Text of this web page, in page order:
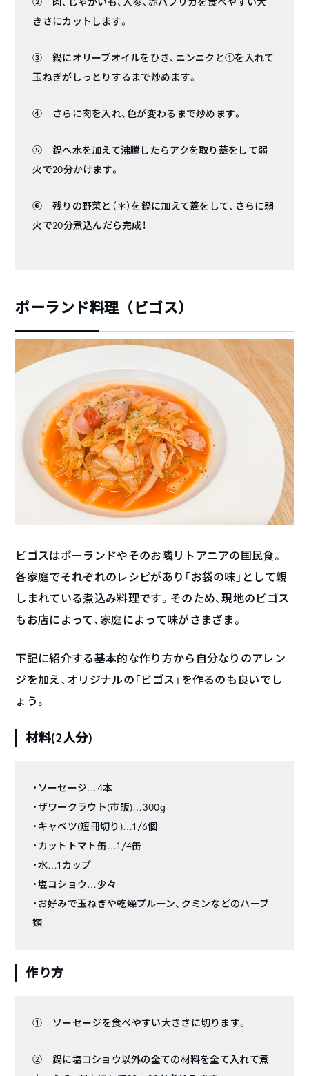
きさにカットします。
③ 鍋にオリーブオイルをひき、ニンニクと①を入れて
玉ねぎがしっとりするまで炒めます。
④ さらに肉を入れ、色が変わるまで炒めます。
⑤ 鍋へ水を加えて沸騰したらアクを取り蓋をして弱
火で20分かけます。
⑥ 残りの野菜と（＊）を鍋に加えて蓋をして、さらに弱
火で20分煮込んだら完成！
ポーランド料理（ビゴス）
ビゴスはポーランドやそのお隣リトアニアの国民食。
各家庭でそれぞれのレシピがあり「お袋の味」として親
しまれている煮込み料理です。そのため、現地のビゴス
もお店によって、家庭によって味がさまざま。
下記に紹介する基本的な作り方から自分なりのアレン
ジを加え、オリジナルの「ビゴス」を作るのも良いでし
ょう。
材料(2人分)
・ソーセージ…4本
・ザワークラウト(市販)…300g
・キャベツ(短冊切り)…1/6個
・カットトマト缶…1/4缶
・水…1カップ
・塩コショウ…少々
・お好みで玉ねぎや乾燥プルーン、クミンなどのハーブ
類
作り方
① ソーセージを食べやすい大きさに切ります。
② 鍋に塩コショウ以外の全ての材料を全て入れて煮